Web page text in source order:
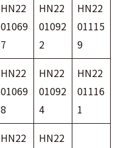
HN22
01069
7
HN22
01092
2
HN22
01115
9
HN22
01069
8
HN22
01092
4
HN22
01116
1
HN22
HN22